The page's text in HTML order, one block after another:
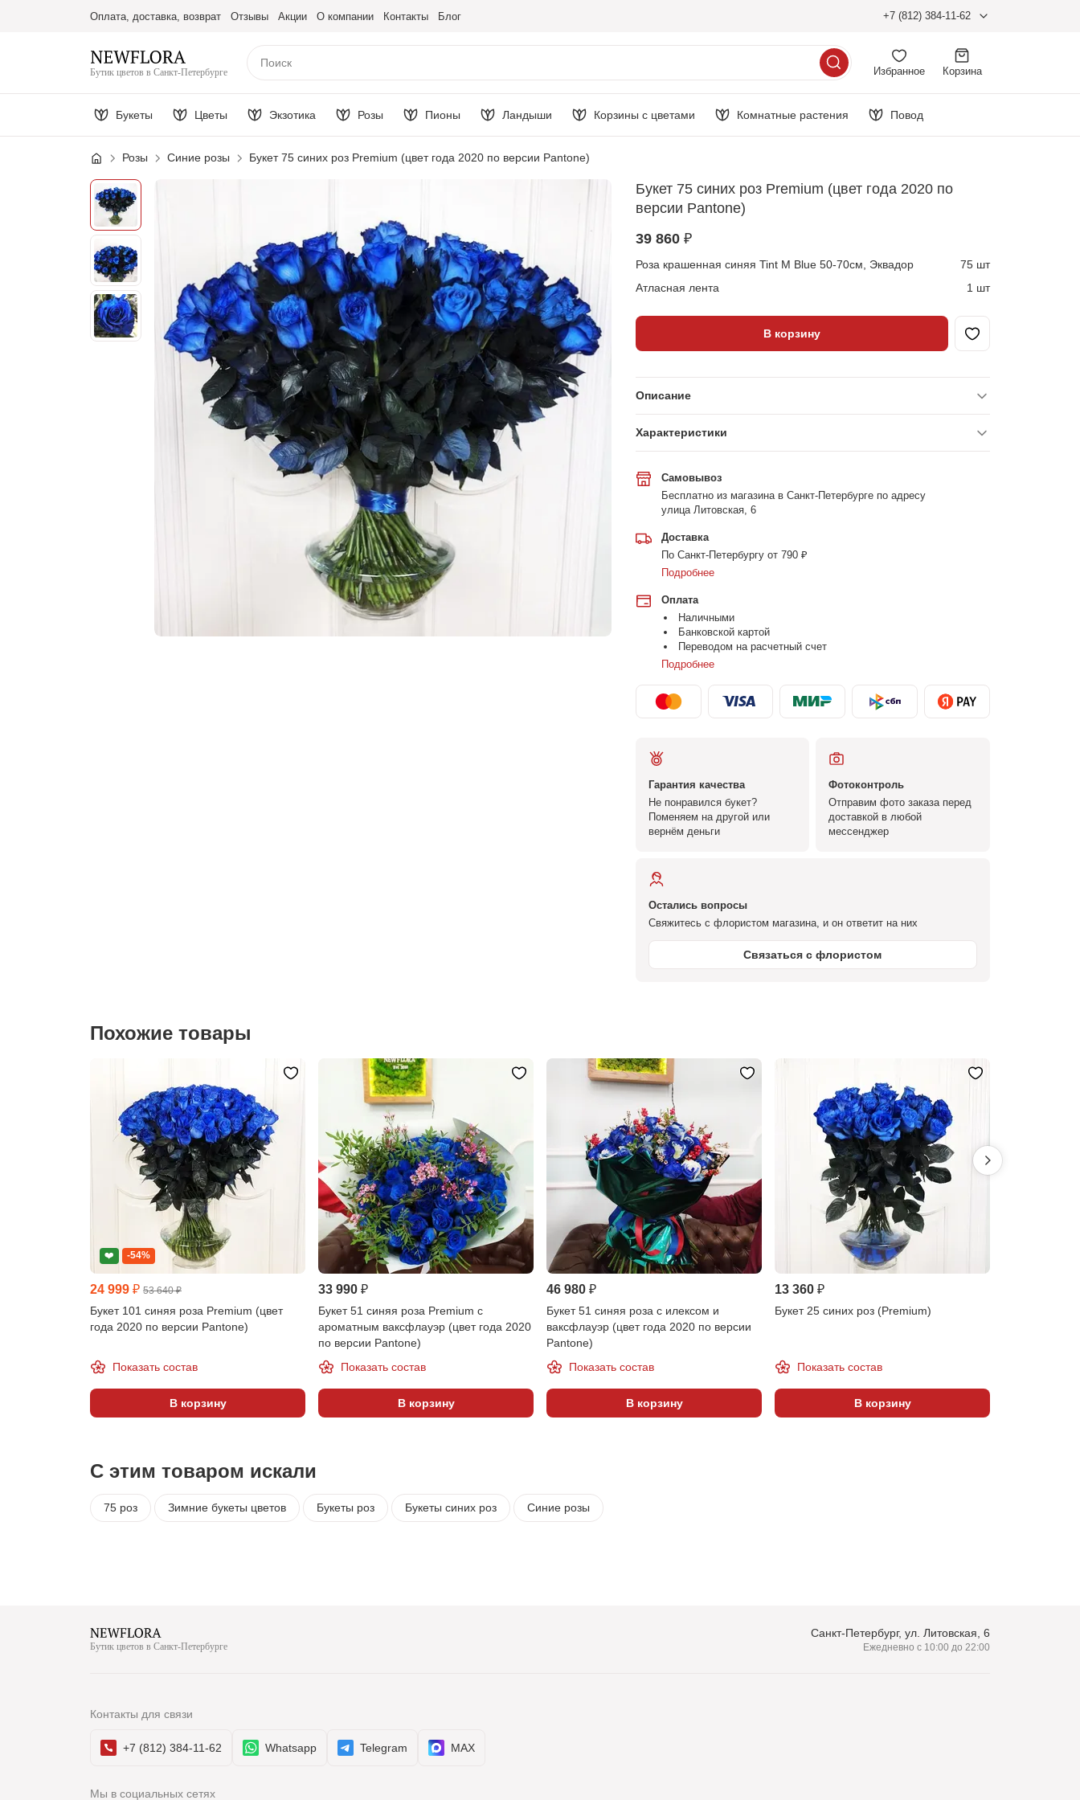
Оплата, доставка, возврат Отзывы Акции О компании Контакты Блог +7 (812) 384-11-62
Бутик цветов в Санкт-Петербурге Избранное Корзина
Букеты Цветы Экзотика Розы Пионы Ландыши Корзины с цветами Комнатные растения Повод
Розы Синие розы Букет 75 синих роз Premium (цвет года 2020 по версии Pantone)
Букет 75 синих роз Premium (цвет года 2020 по
версии Pantone)
39 860 ₽
Роза крашенная синяя Tint M Blue 50-70см, Эквадор
75 шт
Атласная лента
1 шт
В корзину
Описание
Характеристики
Самовывоз
Бесплатно из магазина в Санкт-Петербурге по адресу
улица Литовская, 6
Доставка
По Санкт-Петербургу от 790 ₽
Подробнее
Оплата
Наличными
Банковской картой
Переводом на расчетный счет
Подробнее
Гарантия качества
Не понравился букет?
Поменяем на другой или
вернём деньги
Фотоконтроль
Отправим фото заказа перед
доставкой в любой
мессенджер
Остались вопросы
Свяжитесь с флористом магазина, и он ответит на них
Связаться с флористом
Похожие товары
❤️ -54%
24 999 ₽ 53 640 ₽
Букет 101 синяя роза Premium (цвет
года 2020 по версии Pantone)
Показать состав
В корзину
33 990 ₽
Букет 51 синяя роза Premium с
ароматным ваксфлауэр (цвет года 2020
по версии Pantone)
Показать состав
В корзину
46 980 ₽
Букет 51 синяя роза с илексом и
ваксфлауэр (цвет года 2020 по версии
Pantone)
Показать состав
В корзину
13 360 ₽
Букет 25 синих роз (Premium)
Показать состав
В корзину
С этим товаром искали
75 роз Зимние букеты цветов Букеты роз Букеты синих роз Синие розы
Бутик цветов в Санкт-Петербурге
Санкт-Петербург, ул. Литовская, 6
Ежедневно с 10:00 до 22:00
Контакты для связи
+7 (812) 384-11-62 Whatsapp Telegram MAX
Мы в социальных сетях